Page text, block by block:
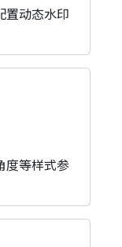
置动态水印
度等样式参